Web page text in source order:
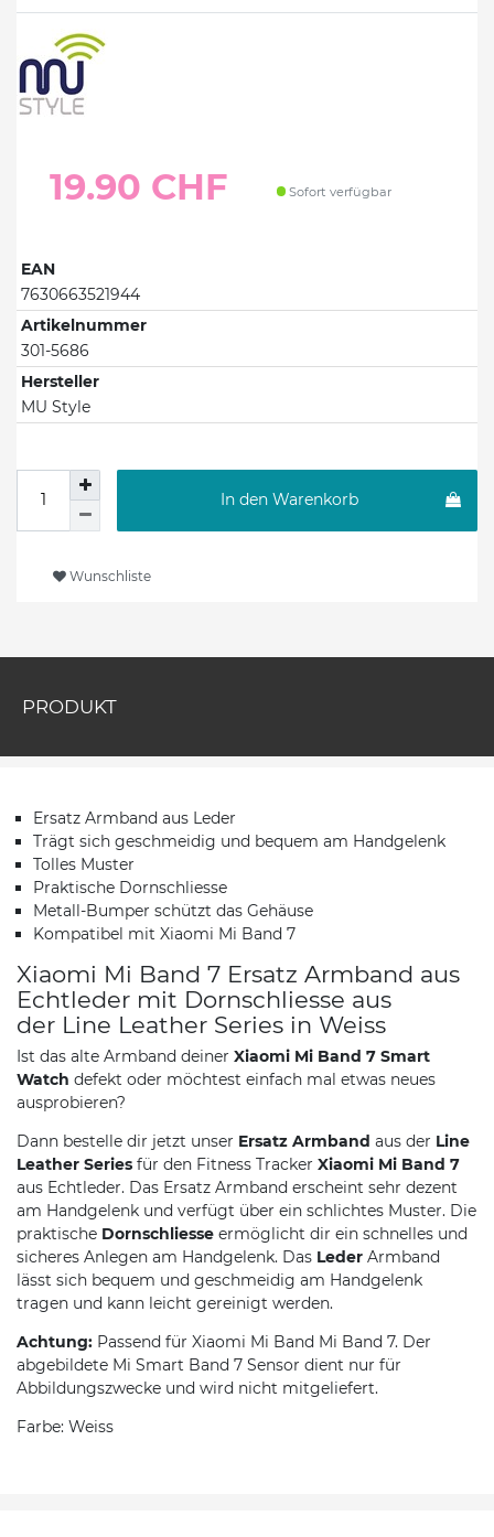
19.90 CHF Sofort verfügbar
EAN
7630663521944
Artikelnummer
301-5686
Hersteller
MU Style
In den Warenkorb
Wunschliste
PRODUKT
Ersatz Armband aus Leder
Trägt sich geschmeidig und bequem am Handgelenk
Tolles Muster
Praktische Dornschliesse
Metall-Bumper schützt das Gehäuse
Kompatibel mit Xiaomi Mi Band 7
Xiaomi Mi Band 7 Ersatz Armband aus
Echtleder mit Dornschliesse aus
der Line Leather Series in Weiss
Ist das alte Armband deiner Xiaomi Mi Band 7 Smart
Watch defekt oder möchtest einfach mal etwas neues
ausprobieren?
Dann bestelle dir jetzt unser Ersatz Armband aus der Line
Leather Series für den Fitness Tracker Xiaomi Mi Band 7
aus Echtleder. Das Ersatz Armband erscheint sehr dezent
am Handgelenk und verfügt über ein schlichtes Muster. Die
praktische Dornschliesse ermöglicht dir ein schnelles und
sicheres Anlegen am Handgelenk. Das Leder Armband
lässt sich bequem und geschmeidig am Handgelenk
tragen und kann leicht gereinigt werden.
Achtung: Passend für Xiaomi Mi Band Mi Band 7. Der
abgebildete Mi Smart Band 7 Sensor dient nur für
Abbildungszwecke und wird nicht mitgeliefert.
Farbe: Weiss